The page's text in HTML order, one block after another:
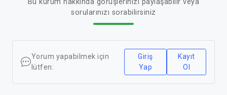
sorularınızı sorabilirsiniz
Yorum yapabilmek için
lütfen:
Giriş
Yap
Kayıt
Ol